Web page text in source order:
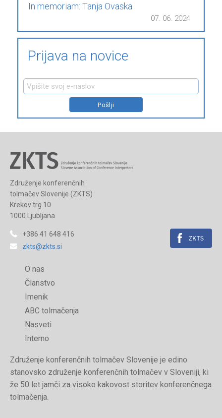
In memoriam: Tanja Ovaska
07. 06. 2024
Prijava na novice
Združenje konferenčnih
tolmačev Slovenije (ZKTS)
Krekov trg 10
1000 Ljubljana
+386 41 648 416
zkts@zkts.si
O nas
Članstvo
Imenik
ABC tolmačenja
Nasveti
Interno
Združenje konferenčnih tolmačev Slovenije je edino
stanovsko združenje konferenčnih tolmačev v Sloveniji, ki
že 50 let jamči za visoko kakovost storitev konferenčnega
tolmačenja.